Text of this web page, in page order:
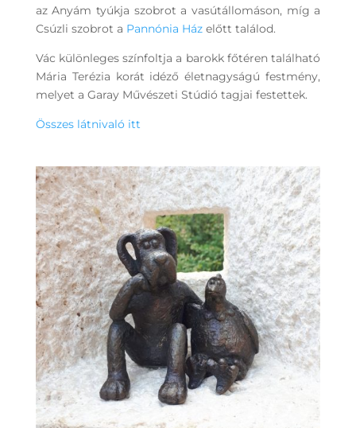
az Anyám tyúkja szobrot a vasútállomáson, míg a
Csúzli szobrot a Pannónia Házelőtt találod.
Vác különleges színfoltja a barokk főtéren található
Mária Terézia korát idéző életnagyságú festmény,
melyet a Garay Művészeti Stúdió tagjai festettek.
Összes látnivaló itt